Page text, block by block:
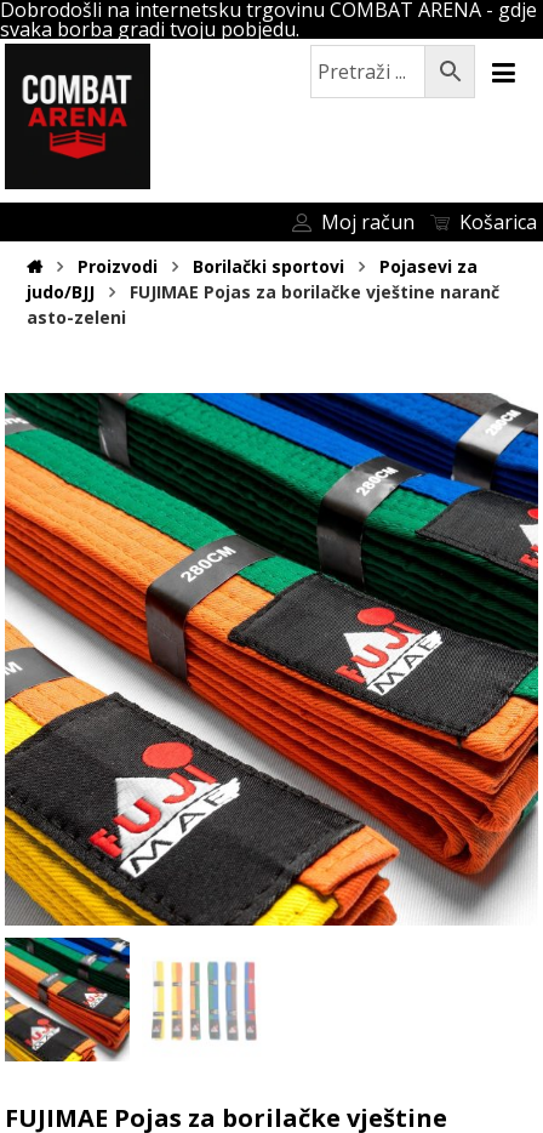
Dobrodošli na internetsku trgovinu COMBAT ARENA - gdje
svaka borba gradi tvoju pobjedu.
Moj račun Košarica
Proizvodi Borilački sportovi
Pojasevi za
judo/BJJ
FUJIMAE Pojas za borilačke vještine naranč
asto-zeleni
FUJIMAE Pojas za borilačke vještine